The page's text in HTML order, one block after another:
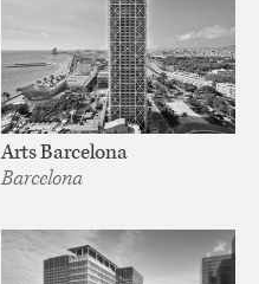
Arts Barcelona
Barcelona